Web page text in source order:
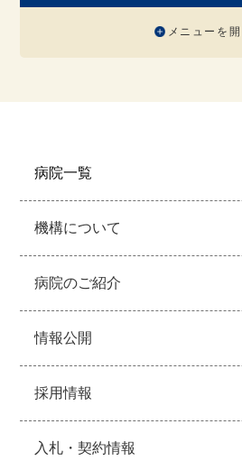
メニューを開
病院一覧
機構について
病院のご紹介
情報公開
採用情報
入札・契約情報